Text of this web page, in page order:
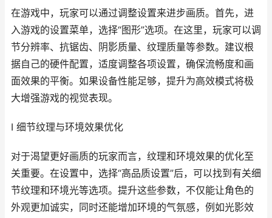
在游戏中，玩家可以通过调整设置来进步画质。首先，进
入游戏的设置菜单，选择“图形”选项。在这里，玩家可以调
节分辨率、抗锯齿、阴影质量、纹理质量等参数。建议根
据自己的硬件配置，适度调整各项设置，确保流畅度和画
面效果的平衡。如果设备性能足够，提升为高效模式将极
大增强游戏的视觉表现。
I 细节纹理与环境效果优化
对于渴望更好画质的玩家而言，纹理和环境效果的优化至
关重要。在设置中，选择“高品质设置”后，可以找到有关细
节纹理和环境光等选项。提升这些参数，不仅能让角色的
外观更加诚实，同时还能增加环境的气氛感，例如光影效